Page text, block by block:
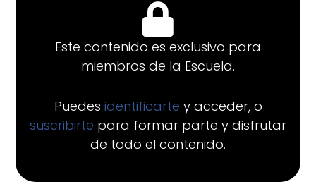
Este contenido es exclusivo para
miembros de la Escuela.
Puedes identificarte y acceder, o
suscribirte para formar parte y disfrutar
de todo el contenido.